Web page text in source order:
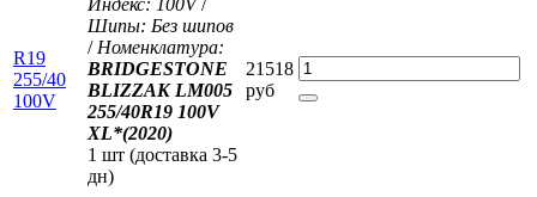
R19
255/40
100V
Индекс: 100V/
Шипы: Без шипов
/ Номенклатура:
BRIDGESTONE
BLIZZAK LM005
255/40R19 100V
XL*(2020)
1 шт (доставка 3-5
дн)
21518
руб